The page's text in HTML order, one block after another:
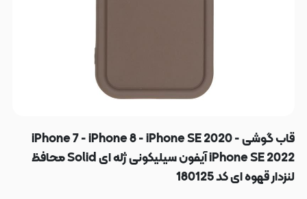
قاب گوشی iPhone 7 - iPhone 8 - iPhone SE 2020 -
iPhone SE 2022 آیفون سیلیکونی ژله ای Solid محافظ
لنزدار قهوه ای کد 180125